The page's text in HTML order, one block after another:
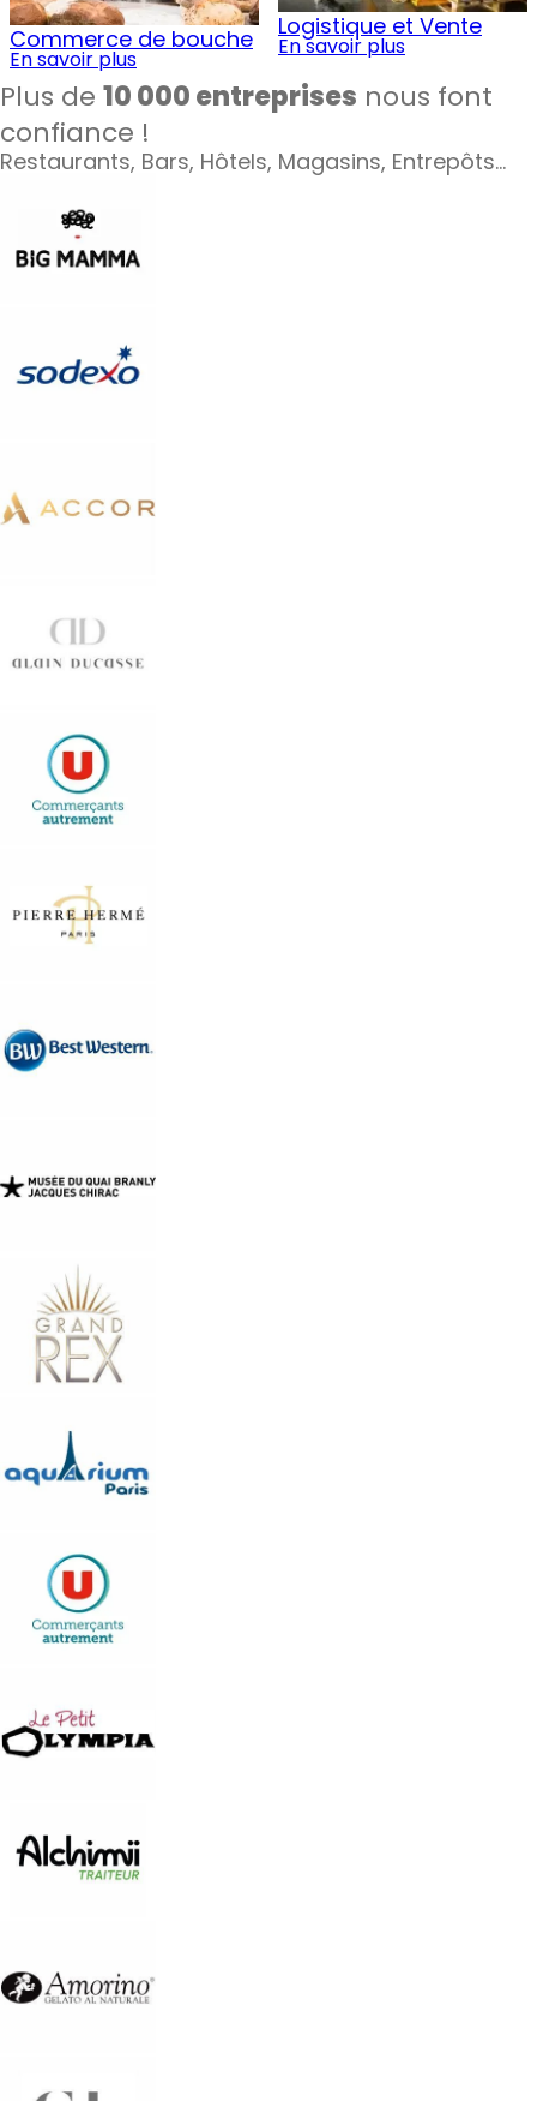
Commerce de bouche
En savoir plus
Logistique et Vente
En savoir plus
Plus de 10 000 entreprises nous font
confiance !
Restaurants, Bars, Hôtels, Magasins, Entrepôts…